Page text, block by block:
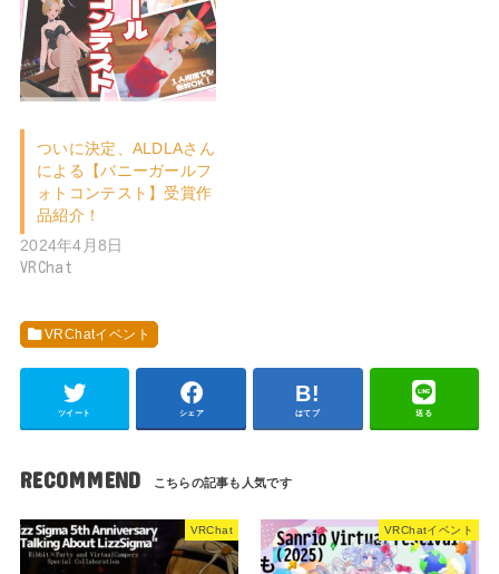
ついに決定、ALDLAさん
による【バニーガールフ
ォトコンテスト】受賞作
品紹介！
2024年4月8日
VRChat
VRChatイベント
ツイート シェア はてブ 送る
RECOMMEND
VRChat VRChatイベント